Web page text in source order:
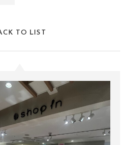
TO LIST